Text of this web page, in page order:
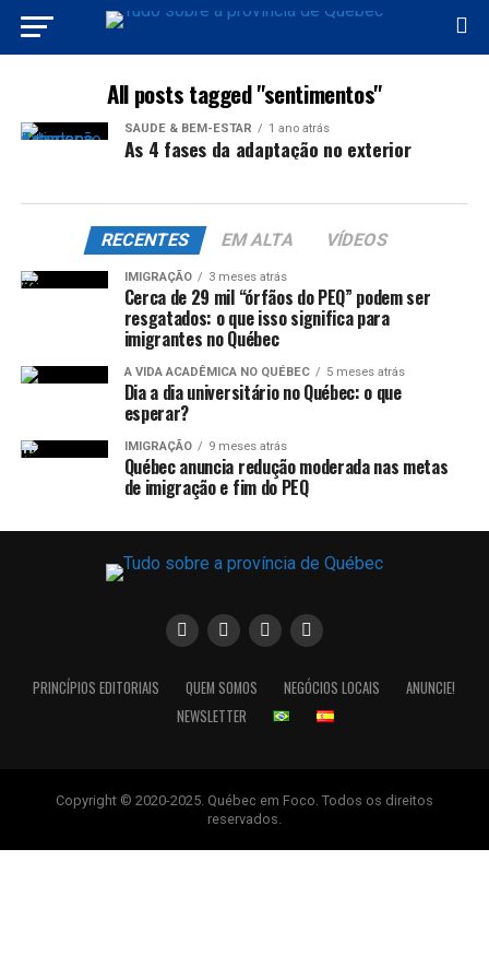
All posts tagged "sentimentos"
SAÚDE & BEM-ESTAR 1 ano atrás
As 4 fases da adaptação no exterior
RECENTES EM ALTA VÍDEOS
IMIGRAÇÃO 3 meses atrás
Cerca de 29 mil “órfãos do PEQ” podem ser
resgatados: o que isso significa para
imigrantes no Québec
A VIDA ACADÊMICA NO QUÉBEC 5 meses atrás
Dia a dia universitário no Québec: o que
esperar?
IMIGRAÇÃO 9 meses atrás
Québec anuncia redução moderada nas metas
de imigração e fim do PEQ
PRINCÍPIOS EDITORIAIS QUEM SOMOS NEGÓCIOS LOCAIS
ANUNCIE!
NEWSLETTER
Copyright © 2020-2025. Québec em Foco. Todos os direitos
reservados.